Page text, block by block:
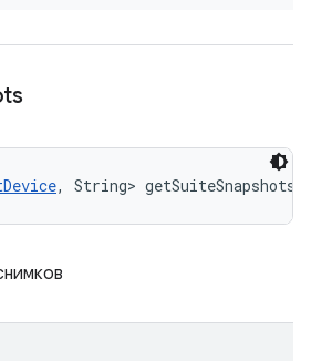
, String> getSuiteSnapshots